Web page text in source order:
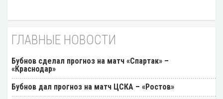
ГЛАВНЫЕ НОВОСТИ
Бубнов сделал прогноз на матч «Спартак» –
«Краснодар»
Бубнов дал прогноз на матч ЦСКА – «Ростов»